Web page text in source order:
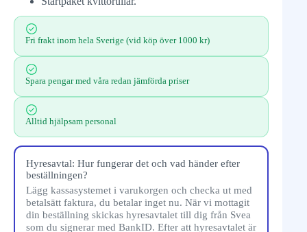
Fri frakt inom hela Sverige (vid köp över 1000 kr)
Spara pengar med våra redan jämförda priser
Alltid hjälpsam personal
Hyresavtal: Hur fungerar det och vad händer efter
beställningen?
Lägg kassasystemet i varukorgen och checka ut med
betalsätt faktura, du betalar inget nu. När vi mottagit
din beställning skickas hyresavtalet till dig från Svea
som du signerar med BankID. Efter att hyresavtalet är